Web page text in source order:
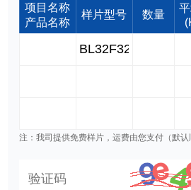
项目名称
产品名称
样片型号 数量
注：我司提供免费样片，运费由您支付（默认